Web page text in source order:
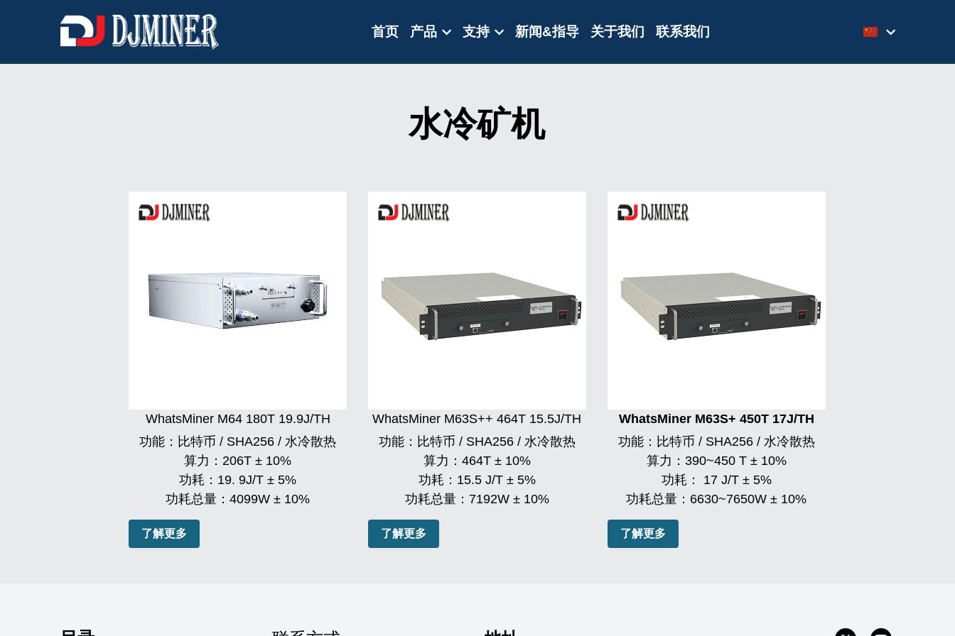
首页 产品 支持 新闻&指导 关于我们 联系我们
水冷矿机
WhatsMiner M64 180T 19.9J/TH
功能：比特币 / SHA256 / 水冷散热
算力： 206T ± 10%
功耗： 19. 9J/T ± 5%
功耗总量：4099W ± 10%
了解更多
WhatsMiner M63S++ 464T 15.5J/TH
功能：比特币 / SHA256 / 水冷散热
算力： 464T ± 10%
功耗： 15.5 J/T ± 5%
功耗总量： 7192W ± 10%
了解更多
WhatsMiner M63S+ 450T 17J/TH
功能：比特币 / SHA256 / 水冷散热
算力： 390~450 T ± 10%
功耗： 17 J/T ± 5%
功耗总量： 6630~7650W ± 10%
了解更多